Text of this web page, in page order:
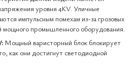
уровня 4KV. Уличные
импульсным помехам из-за грозовых
мощного промышленного оборудования.
Мощный варисторный блок блокирует
как они достигнут светодиодной